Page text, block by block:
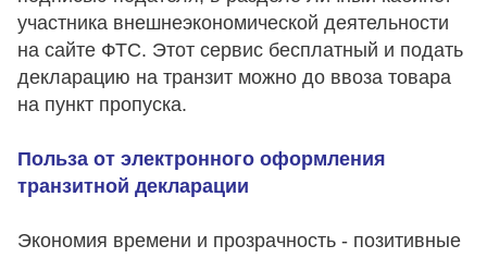
участника внешнеэкономической деятельности
на сайте ФТС. Этот сервис бесплатный и подать
декларацию на транзит можно до ввоза товара
на пункт пропуска.
Польза от электронного оформления
транзитной декларации
Экономия времени и прозрачность - позитивные